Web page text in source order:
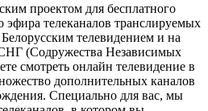
проектом для бесплатного
эфира телеканалов транслируемых
телевидением и на
(Содружества Независимых
смотреть онлайн телевидение в
дополнительных каналов
Специально для вас, мы